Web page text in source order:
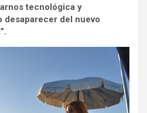
tecnológica y
desaparecer del nuevo